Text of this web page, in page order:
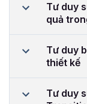
Tư duy
quả
Tư duy
thiết kế
Tư duy